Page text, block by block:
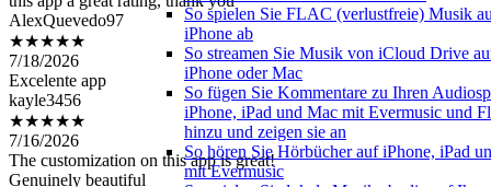
So spielen Sie FLAC (verlustfreie) Musik
iPhone ab
So streamen Sie Musik von iCloud Drive
iPhone oder Mac
So fügen Sie Kommentare zu Ihren
iPhone, iPad und Mac mit Evermusic und
hinzu und zeigen sie an
So hören Sie Hörbücher auf iPhone, iPad
mit Evermusic
★★★★★
7/18/2026
Excelente app
kayle3456
★★★★★
7/16/2026
The customization on this app is great!
Genuinely beautiful